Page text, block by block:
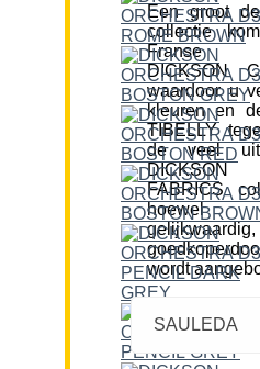
Een groot
collectie
Franse
DICKSON
waardoor u
kleuren en
TIBELLY
de veel
FABRICS
hoewel
gelijkwaardig,
wordt
SAULEDA